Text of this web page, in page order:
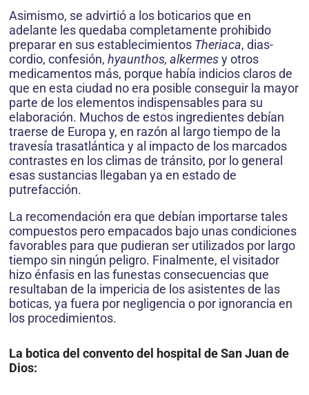
Asimismo, se advirtió a los boticarios que en
adelante les quedaba completamente prohibido
preparar en sus establecimientos Theriaca, dias­
cordio, confesión, hyaunthos, alkermesy otros
medicamentos más, porque había indicios claros de
que en esta ciudad no era posible conseguir la mayor
parte de los elementos indispensables para su
elaboración. Muchos de estos ingredientes debían
traerse de Europa y, en razón al largo tiem­po de la
travesía trasatlántica y al impacto de los marcados
contrastes en los climas de tránsito, por lo general
esas sustancias llegaban ya en estado de
putrefacción.
La recomendación era que debían importarse tales
compuestos pero empacados bajo unas condiciones
favorables para que pudieran ser utilizados por largo
tiempo sin ningún peligro. Finalmente, el visitador
hizo énfasis en las funestas consecuencias que
resultaban de la impericia de los asistentes de las
boticas, ya fuera por negligencia o por ignorancia en
los procedimientos.
La botica del convento del hospital de San Juan de
Dios: